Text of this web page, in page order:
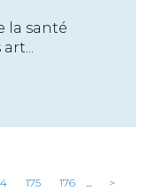
la santé
175 176 ... >